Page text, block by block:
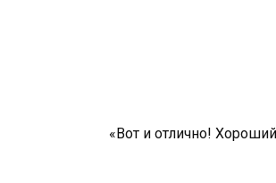
«Вот и отлично!